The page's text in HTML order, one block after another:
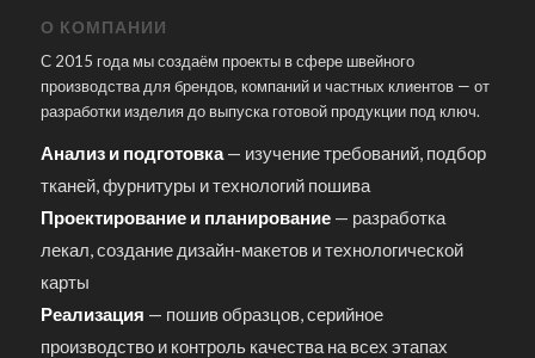
О КОМПАНИИ
С 2015 года мы создаём проекты в сфере швейного
производства для брендов, компаний и частных клиентов — от
разработки изделия до выпуска готовой продукции под ключ.
Анализ и подготовка— изучение требований, подбор
тканей, фурнитуры и технологий пошива
Проектирование и планирование— разработка
лекал, создание дизайн-макетов и технологической
карты
Реализация — пошив образцов, серийное
производство и контроль качества на всех этапах